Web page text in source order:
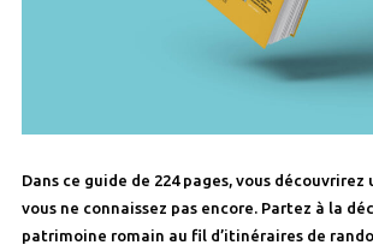
Dans ce guide de 224 pages, vous découvrirez
vous ne connaissez pas encore. Partez à la
patrimoine romain au fil d’itinéraires de